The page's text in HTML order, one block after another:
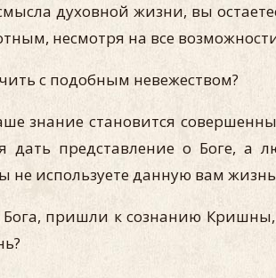
духовной жизни, вы
несмотря на все
с подобным невежеством?
знание становится
дать представление о Боге, а
используете данную вам
пришли к сознанию